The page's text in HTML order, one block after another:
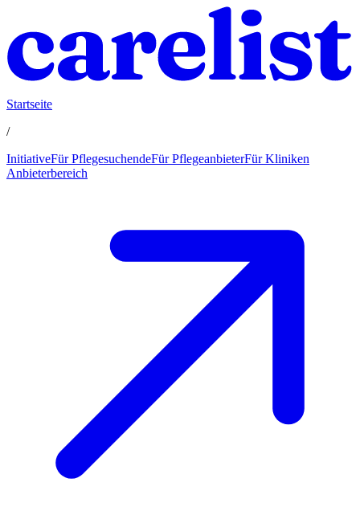
Startseite
/
InitiativeFür PflegesuchendeFür PflegeanbieterFür Kliniken
Anbieterbereich